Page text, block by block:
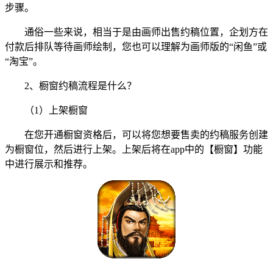
步骤。
通俗一些来说，相当于是由画师出售约稿位置，企划方在
付款后排队等待画师绘制，您也可以理解为画师版的“闲鱼”或
“淘宝”。
2、橱窗约稿流程是什么？
（1）上架橱窗
在您开通橱窗资格后，可以将您想要售卖的约稿服务创建
为橱窗位，然后进行上架。上架后将在app中的【橱窗】功能
中进行展示和推荐。